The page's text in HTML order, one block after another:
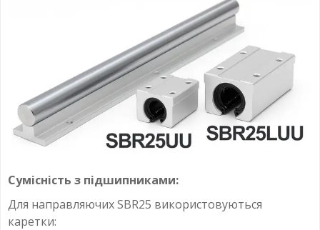
Сумісність з підшипниками:
Для направляючих SBR25 використовуються
каретки: